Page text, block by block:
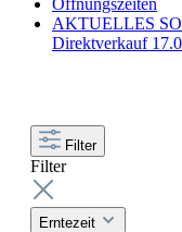
Öffnungszeiten
AKTUELLES
Direktverkauf
Filter
Filter
Erntezeit